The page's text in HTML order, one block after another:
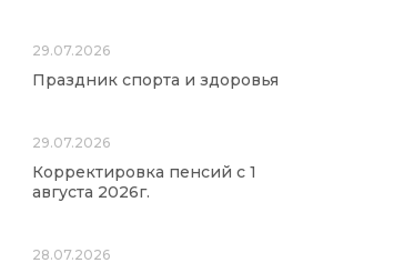
29.07.2026
Праздник спорта и здоровья
29.07.2026
Корректировка пенсий с 1
августа 2026г.
28.07.2026